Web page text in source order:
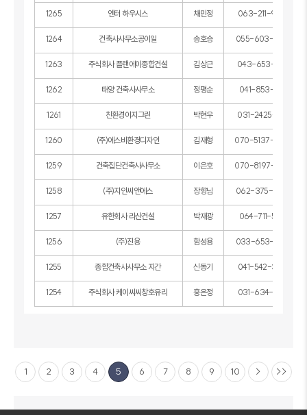
1265 엔터 하우시스 채민정 063-211-9399
1264 건축사사무소공이일 송호승 055-603-9566
1263 주식회사 플랜에이종합건설 김상근 043-653-7631
1262 태양 건축사사무소 정평순 041-853-1255
1261 친환경이지그린 박현우 031-2425-4741
1260 (주)에스비환경디자인 김재형 070-5137-3800
1259 건축집단건축사사무소 이은호 070-8197-5368
1258 (주)지인씨앤에스 장향님 062-375-6868
1257 유한회사 라산건설 박재광 064-711-5566
1256 (주)진용 함성용 033-653-4696
1255 종합건축사사무소 지간 신동기 041-542-3346
1254 주식회사 케이씨씨창호유리 홍은정 031-634-4875
1 2 3 4 5 6 7 8 9 10 > >>